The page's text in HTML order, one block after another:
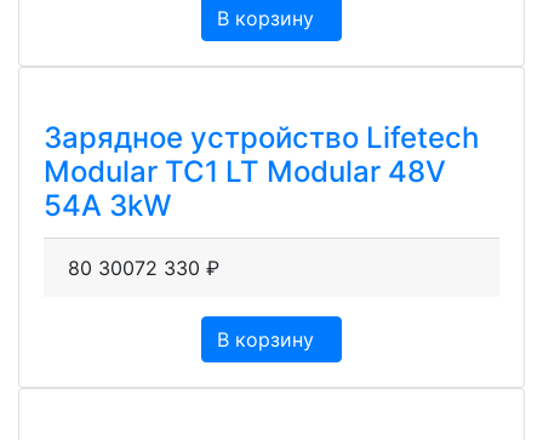
В корзину
Зарядное устройство Lifetech
Modular TC1 LT Modular 48V
54A 3kW
80 30072 330 ₽
В корзину